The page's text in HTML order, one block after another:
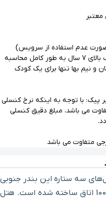
کودک زیر 7 سال (درصورت عدم استفاده از سرویس)
رایگان می‌باشد و هزینه‌ی اقامت کودک بالای 7 سال به طور کامل محاسبه
و نیم بها تنها برای یک کودک
پیک: با توجه به اینکه نرخ کنسلی
می باشد، مبلغ دقیق کنسلی
متفاوت می باشد
سه ستاره این بندر جنوبی
است که در سال 1389 در 2 طبقه با 100 اتاق ساخته شده است. هتل